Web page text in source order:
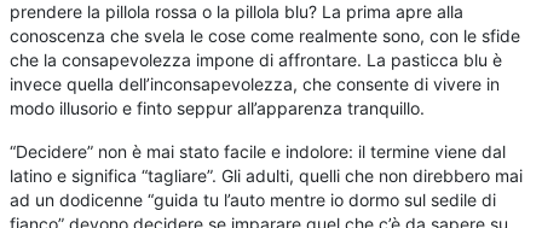
prendere la pillola rossa o la pillola blu? La prima apre alla
conoscenza che svela le cose come realmente sono, con le sfide
che la consapevolezza impone di affrontare. La pasticca blu è
invece quella dell’inconsapevolezza, che consente di vivere in
modo illusorio e finto seppur all’apparenza tranquillo.
“Decidere” non è mai stato facile e indolore: il termine viene dal
latino e significa “tagliare”. Gli adulti, quelli che non direbbero mai
ad un dodicenne “guida tu l’auto mentre io dormo sul sedile di